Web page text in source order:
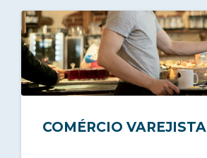
COMÉRCIO VAREJISTA